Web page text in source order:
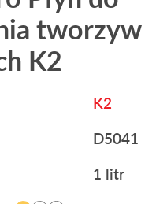
tworzyw
K2
K2
D5041
1 litr